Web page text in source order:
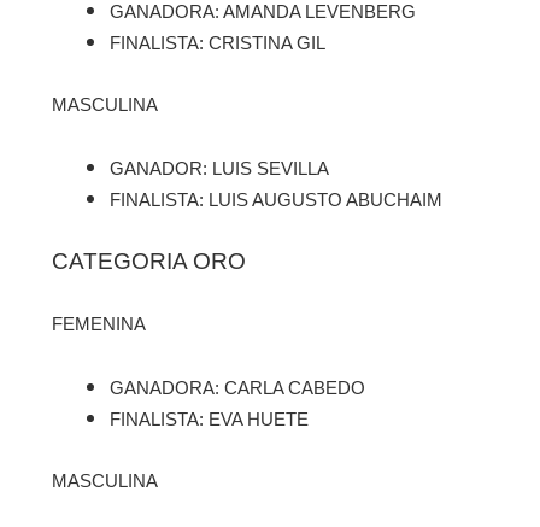
GANADORA: AMANDA LEVENBERG
FINALISTA: CRISTINA GIL
MASCULINA
GANADOR: LUIS SEVILLA
FINALISTA: LUIS AUGUSTO ABUCHAIM
CATEGORIA ORO
FEMENINA
GANADORA: CARLA CABEDO
FINALISTA: EVA HUETE
MASCULINA